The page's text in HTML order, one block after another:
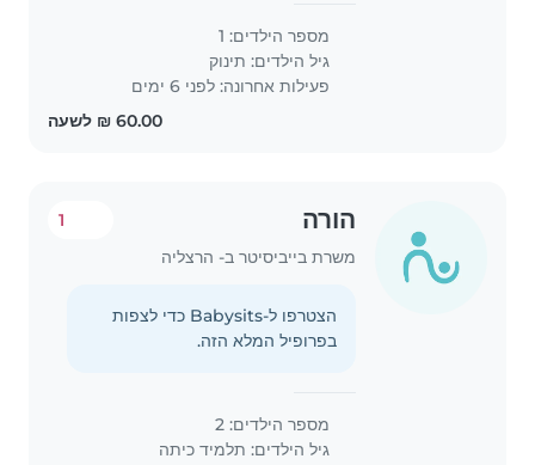
מספר הילדים: 1
גיל הילדים: תינוק
פעילות אחרונה: לפני 6 ימים
הורה
משרת בייביסיטר ב- הרצליה
1
הצטרפו ל-Babysits כדי לצפות
בפרופיל המלא הזה.
מספר הילדים: 2
גיל הילדים: תלמיד כיתה